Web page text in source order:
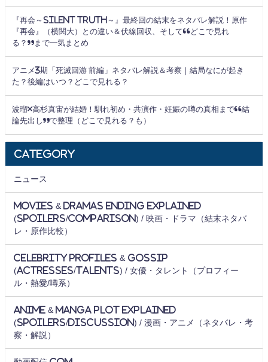
『再会～Silent Truth～』最終回の結末をネタバレ解説！原作
『再会』（横関大）との違い＆伏線回収、そして“どこで見れ
る？”まで一気まとめ
アニメ3期「死滅回游 前編」ネタバレ解説＆考察｜結局なにが起き
た？後編はいつ？どこで見れる？
波瑠×高杉真宙が結婚！馴れ初め・共演作・妊娠の噂の真相まで“結
論先出し”で整理（どこで見れる？も）
Category
ニュース
Movies & Dramas Ending Explained
(Spoilers/Comparison) / 映画・ドラマ（結末ネタバ
レ・原作比較）
Celebrity Profiles & Gossip
(Actresses/Talents) / 女優・タレント（プロフィー
ル・熱愛/噂系）
Anime & Manga Plot Explained
(Spoilers/Discussion) / 漫画・アニメ（ネタバレ・考
察・解説）